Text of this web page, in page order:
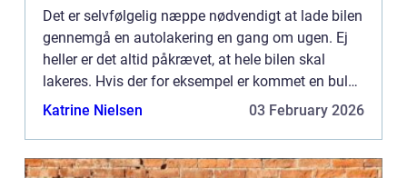
Det er selvfølgelig næppe nødvendigt at lade bilen
gennemgå en autolakering en gang om ugen. Ej
heller er det altid påkrævet, at hele bilen skal
lakeres. Hvis der for eksempel er kommet en bule i
din ene sided&os...
Katrine Nielsen 03 February 2026